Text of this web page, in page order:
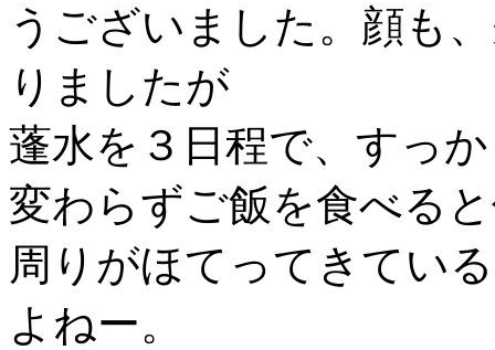
うございました。顔も
りましたが
蓬水を３日程で、すっ
変わらずご飯を食べる
周りがほてってきてい
よねー。